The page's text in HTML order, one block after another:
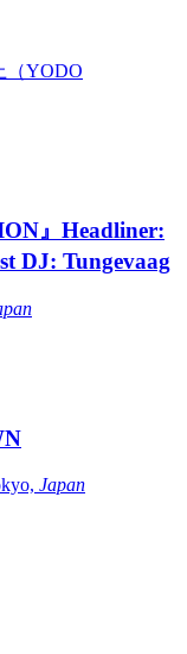
（YODO
』Headliner:
DJ: Tungevaag
Japan